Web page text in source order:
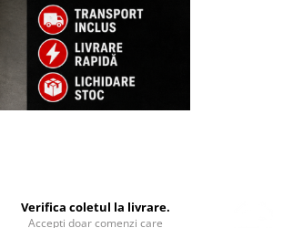
Verifica coletul la livrare.
Accepti doar comenzi care